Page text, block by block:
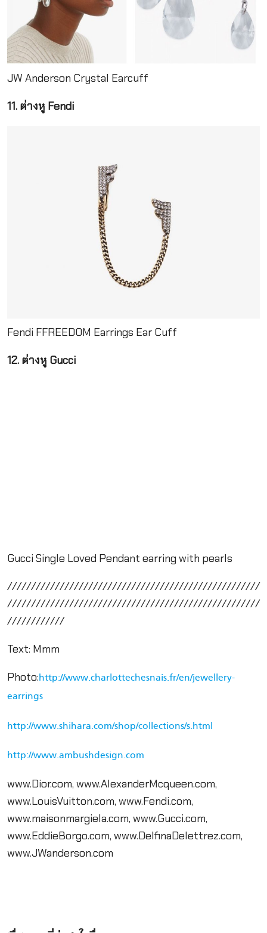
JW Anderson Crystal Earcuff
11. ต่างหู Fendi
Fendi FFREEDOM Earrings Ear Cuff
12. ต่างหู Gucci
Gucci Single Loved Pendant earring with pearls
/////////////////////////////////////////////////////
/////////////////////////////////////////////////////
////////////
Text: Mmm
Photo:http://www.charlottechesnais.fr/en/jewellery-
earrings
http://www.shihara.com/shop/collections/s.html
http://www.ambushdesign.com
www.Dior.com, www.AlexanderMcqueen.com,
www.LouisVuitton.com, www.Fendi.com,
www.maisonmargiela.com, www.Gucci.com,
www.EddieBorgo.com, www.DelfinaDelettrez.com,
www.JWanderson.com